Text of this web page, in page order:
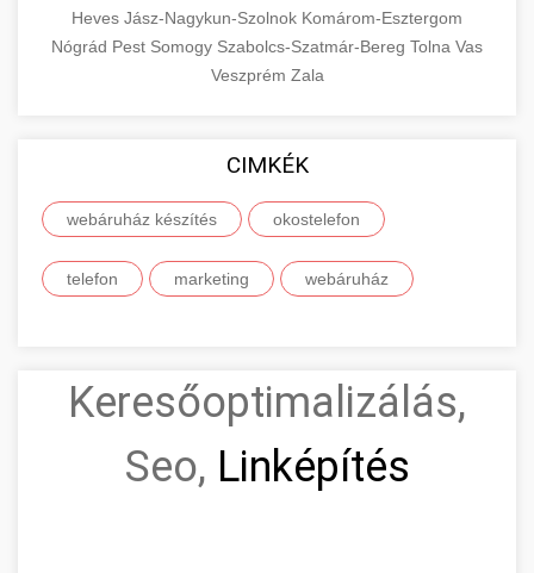
Heves Jász-Nagykun-Szolnok Komárom-Esztergom
Nógrád Pest Somogy Szabolcs-Szatmár-Bereg Tolna Vas
Veszprém Zala
CIMKÉK
webáruház készítés okostelefon
telefon marketing webáruház
Keresőoptimalizálás,
Seo, Linképítés